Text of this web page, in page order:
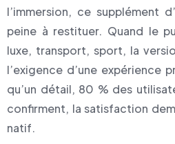
l’immersion, ce supplément
peine à restituer. Quand le
luxe, transport, sport, la
l’exigence d’une expérience
qu’un détail, 80 % des
confirment, la satisfaction
natif.